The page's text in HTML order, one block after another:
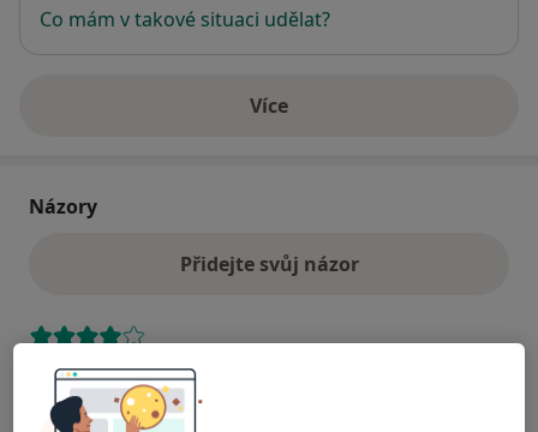
Co mám v takové situaci udělat?
Víceo adrese
Názory
Přidejte svůj názor
36 názorů